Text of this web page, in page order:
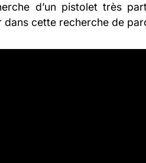
d’un pistolet très
dans cette recherche de